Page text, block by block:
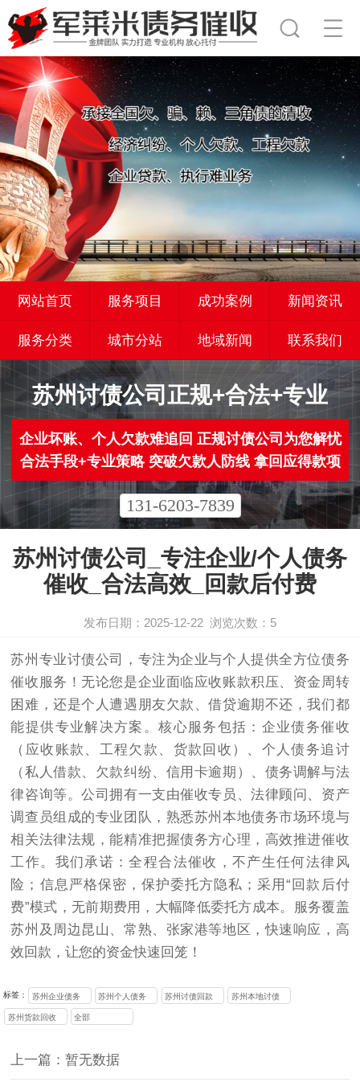
网站首页 服务项目 成功案例 新闻资讯
服务分类 城市分站 地域新闻 联系我们
苏州讨债公司正规+合法+专业
企业坏账、个人欠款难追回 正规讨债公司为您解忧
合法手段+专业策略 突破欠款人防线 拿回应得款项
131-6203-7839
苏州讨债公司_专注企业/个人债务
催收_合法高效_回款后付费
发布日期：2025-12-22 浏览次数： 5
苏州专业讨债公司
，专注为企业与个人提供全方位债务
催收服务！无论您是企业面临应收账款积压、资金周转
困难，还是个人遭遇朋友欠款、借贷逾期不还，我们都
能提供专业解决方案。核心服务包括：企业债务催收
（应收账款、工程欠款、货款回收）、个人债务追讨
（私人借款、欠款纠纷、信用卡逾期）、债务调解与法
律咨询等。公司拥有一支由催收专员、法律顾问、资产
调查员组成的专业团队，熟悉苏州本地债务市场环境与
相关法律法规，能精准把握债务方心理，高效推进催收
工作。我们承诺：全程合法催收，不产生任何法律风
险；信息严格保密，保护委托方隐私；采用“回款后付
费”模式，无前期费用，大幅降低委托方成本。服务覆盖
苏州及周边昆山、常熟、张家港等地区，快速响应，高
效回款，让您的资金快速回笼！
标签：
苏州企业债务
催收
苏州个人债务
苏州讨债回款
苏州本地讨债
苏州货款回收 全部
上一篇：暂无数据